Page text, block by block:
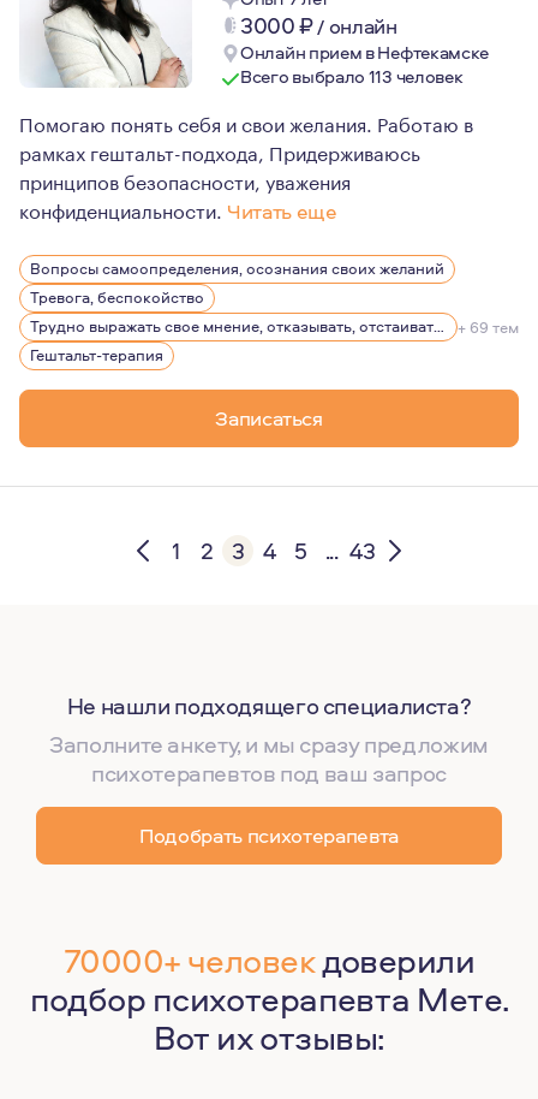
3000₽/ онлайн
Онлайн прием в Нефтекамске
Всего выбрало 113 человек
Помогаю понять себя и свои желания. Работаю в
рамках гештальт-подхода, Придерживаюсь
принципов безопасности, уважения
конфиденциальности. Читать еще
Много работала в бизнесе в качестве менеджера по
Пишу стихи.
Вопросы самоопределения, осознания своих желаний
Тревога, беспокойство
Трудно выражать свое мнение, отказывать, отстаивать себя
+ 69 тем
Гештальт-терапия
Записаться
1 2 3 4 5 ... 43
Не нашли подходящего специалиста?
Заполните анкету, и мы сразу предложим
психотерапевтов под ваш запрос
Подобрать психотерапевта
70000+ человекдоверили
подбор психотерапевта Мете.
Вот их отзывы: